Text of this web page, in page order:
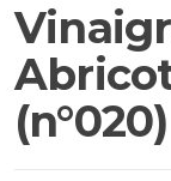
(n°020)